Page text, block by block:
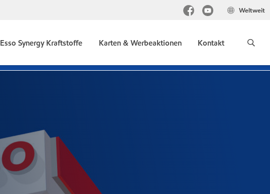
Weltweit
Esso Synergy Kraftstoffe Karten & Werbeaktionen Kontakt